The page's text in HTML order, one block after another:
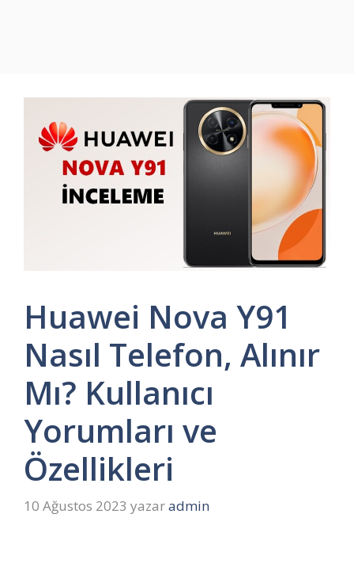
Huawei Nova Y91
Nasıl Telefon, Alınır
Mı? Kullanıcı
Yorumları ve
Özellikleri
10 Ağustos 2023 yazaradmin